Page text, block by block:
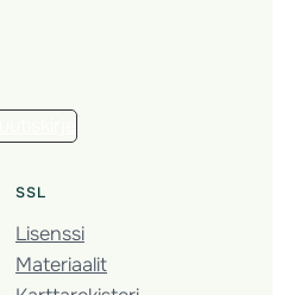
SSL
Lisenssi
Materiaalit